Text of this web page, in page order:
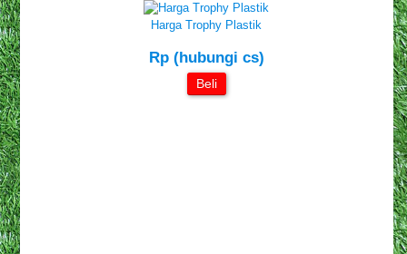
Harga Trophy Plastik
Rp (hubungi cs)
Beli